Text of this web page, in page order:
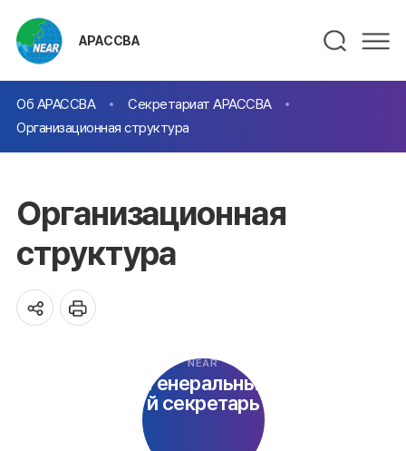
АРАССВА
Об АРАССВА
Секретариат АРАССВА
Организационная структура
Организационная
структура
NEAR
Генеральны
й секретарь